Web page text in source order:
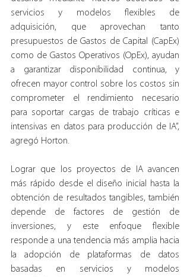
servicios y modelos flexibles de
adquisición, que aprovechan tanto
presupuestos de Gastos de Capital (CapEx)
como de Gastos Operativos (OpEx), ayudan
a garantizar disponibilidad continua, y
ofrecen mayor control sobre los costos sin
comprometer el rendimiento necesario
para soportar cargas de trabajo críticas e
intensivas en datos para producción de IA”,
agregó Horton.
Lograr que los proyectos de IA avancen
más rápido desde el diseño inicial hasta la
obtención de resultados tangibles, también
depende de factores de gestión de
inversiones, y este enfoque flexible
responde a una tendencia más amplia hacia
la adopción de plataformas de datos
basadas en servicios y modelos